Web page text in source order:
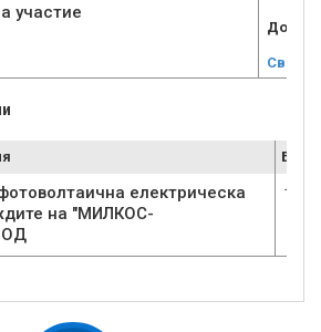
участие
Свали
Брой
електрическа
на "МИЛКОС-
1